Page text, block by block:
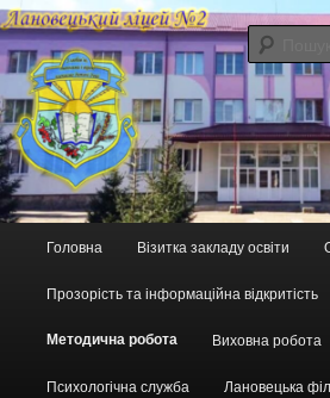
Перейти
до
основного
вмісту
Головна Візитка закладу освіти
Прозорість та інформаційна відкритість
Методична робота Виховна робота
Психологічна служба Лановецька